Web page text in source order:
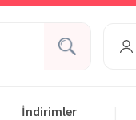
İndirimler